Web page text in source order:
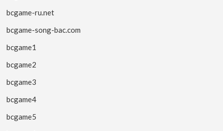
bcgame-ru.net
bcgame-song-bac.com
bcgame1
bcgame2
bcgame3
bcgame4
bcgame5